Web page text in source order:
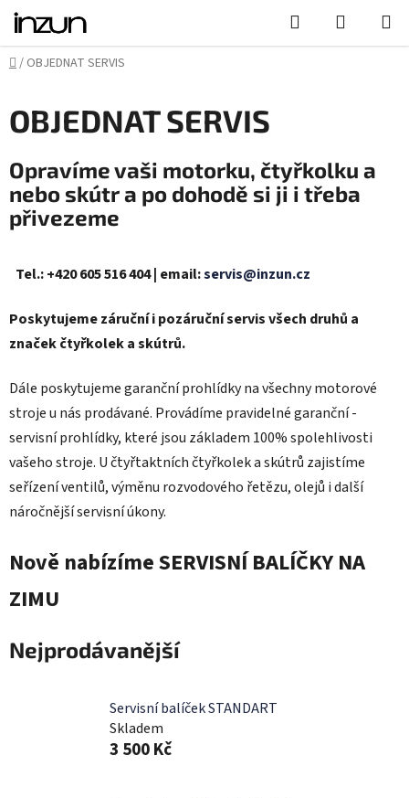
Přejít
obsah
Hledat
KOŠÍK
Domů
/ OBJEDNAT SERVIS
OBJEDNAT SERVIS
Opravíme vaši motorku, čtyřkolku a
nebo skútr a po dohodě si ji i třeba
přivezeme
Tel.:+420 605 516 404 | email:servis@inzun.cz
Poskytujeme záruční i pozáruční servis všech druhů a
značek čtyřkolek a skútrů.
Dále poskytujeme garanční prohlídky na všechny motorové
stroje u nás prodávané. Provádíme pravidelné garanční -
servisní prohlídky, které jsou základem 100% spolehlivosti
vašeho stroje. U čtyřtaktních čtyřkolek a skútrů zajistíme
seřízení ventilů, výměnu rozvodového řetězu, olejů i další
náročnější servisní úkony.
Nově nabízíme SERVISNÍ BALÍČKY NA
ZIMU
Nejprodávanější
Servisní balíček STANDART
Skladem
3 500 Kč